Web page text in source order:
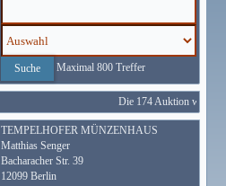
Maximal 800 Treffer
Die 174 Auktion wird
TEMPELHOFER MÜNZENHAUS
Matthias Senger
Bacharacher Str. 39
12099 Berlin